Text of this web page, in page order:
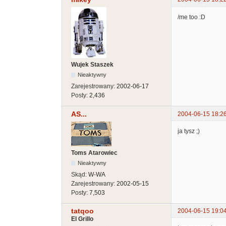
Wujek Staszek
Nieaktywny
Zarejestrowany: 2002-06-17
Posty: 2,436
/me too :D
AS... 2004-06-15
Toms Atarowiec
Nieaktywny
Skąd: W-WA
Zarejestrowany: 2002-05-15
Posty: 7,503
ja tysz ;)
tatqoo
2004-06-15
El Grillo